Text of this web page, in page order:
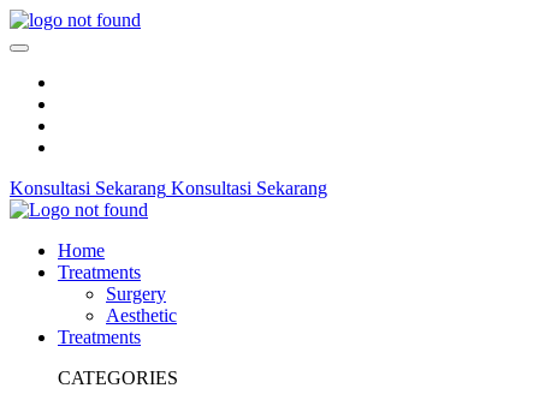
Konsultasi Sekarang Konsultasi Sekarang
Home
Treatments
Surgery
Aesthetic
Treatments
CATEGORIES